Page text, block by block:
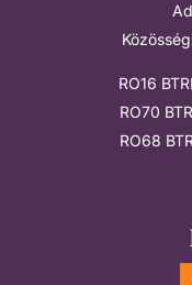
RO16
RO70
RO68